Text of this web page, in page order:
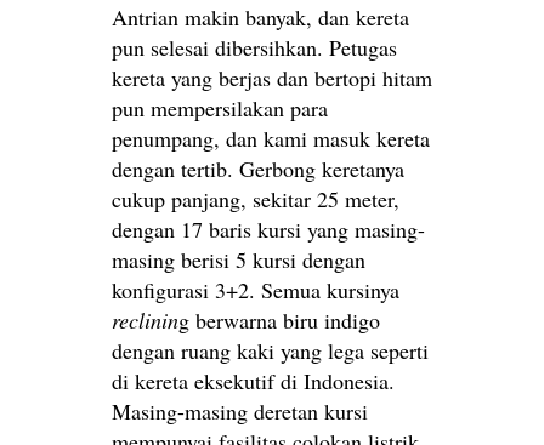
Antrian makin banyak, dan kereta
pun selesai dibersihkan. Petugas
kereta yang berjas dan bertopi hitam
pun mempersilakan para
penumpang, dan kami masuk kereta
dengan tertib. Gerbong keretanya
cukup panjang, sekitar 25 meter,
dengan 17 baris kursi yang masing-
masing berisi 5 kursi dengan
konfigurasi 3+2. Semua kursinya
reclining berwarna biru indigo
dengan ruang kaki yang lega seperti
di kereta eksekutif di Indonesia.
Masing-masing deretan kursi